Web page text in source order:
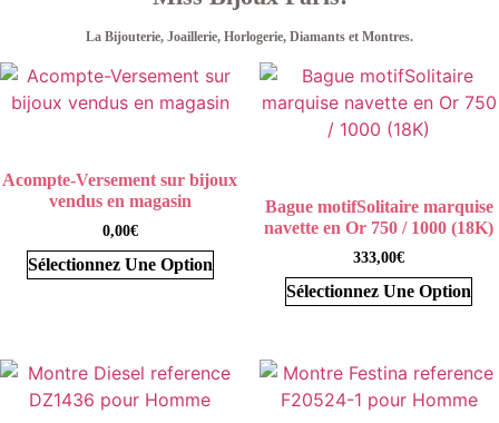
Miss Bijoux Paris:
La Bijouterie, Joaillerie, Horlogerie, Diamants et Montres.
Acompte-Versement sur bijoux
vendus en magasin
0,00 €
Sélectionnez Une Option
Bague motifSolitaire marquise
navette en Or 750 / 1000 (18K)
333,00 €
Sélectionnez Une Option